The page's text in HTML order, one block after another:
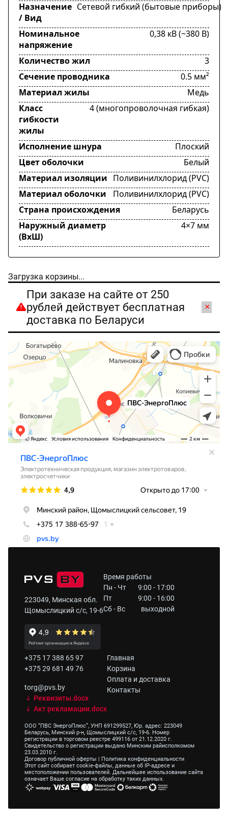
Назначение
/ Вид
Сетевой гибкий (бытовые приборы)
Номинальное
напряжение
0,38 кВ (~380 В)
Количество жил
3
Сечение проводника
0.5 мм²
Материал жилы
Медь
Класс
гибкости
жилы
4 (многопроволочная гибкая)
Исполнение шнура
Плоский
Цвет оболочки
Белый
Материал изоляции Поливинилхлорид (PVC)
Материал оболочки
Поливинилхлорид (PVC)
Страна происхождения
Беларусь
Наружный диаметр
(ВхШ)
4×7 мм
Загрузка корзины...
При заказе на сайте от 250
рублей действует бесплатная
доставка по Беларуси
×
223049, Минская обл.
Щомыслицкий с/с, 19-6
Время работы
Пн - Чт
9:00 - 17:00
Пт
9:00 - 16:00
Сб - Вс
выходной
+375 17 388 65 97
+375 29 681 49 76
torg@pvs.by
Реквизиты.docx
Акт рекламации.docx
Главная
Корзина
Оплата и доставка
Контакты
ООО “ПВС ЭнергоПлюс”, УНП 691299527, Юр. адрес: 223049
Беларусь, Минский р-н, Щомыслицкий с/с, 19-6. Номер
регистрации в торговом реестре 499116 от 21.12.2020 г.
Свидетельство о регистрации выдано Минским райисполкомом
23.03.2010 г.
Договор публичной оферты | Политика конфиденциальности
Этот сайт собирает cookie-файлы, данные об IP-адресе и
местоположении пользователей. Дальнейшее использование сайта
означает Ваше согласие на обработку таких данных.